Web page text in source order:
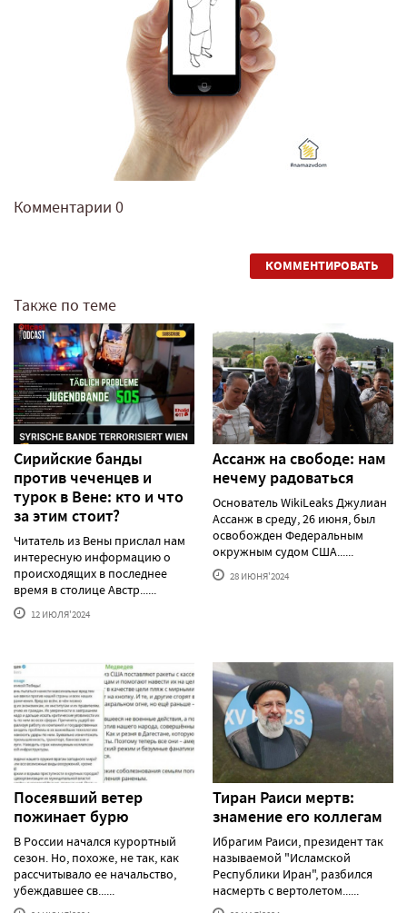
Комментарии 0
КОММЕНТИРОВАТЬ
Также по теме
Сирийские банды
против чеченцев и
турок в Вене: кто и что
за этим стоит?
Читатель из Вены прислал нам
интересную информацию о
происходящих в последнее
время в столице Австр......
12 ИЮЛЯ'2024
Ассанж на свободе: нам
нечему радоваться
Основатель WikiLeaks Джулиан
Ассанж в среду, 26 июня, был
освобожден Федеральным
окружным судом США......
28 ИЮНЯ'2024
Посеявший ветер
пожинает бурю
В России начался курортный
сезон. Но, похоже, не так, как
рассчитывало ее начальство,
убеждавшее св......
Тиран Раиси мертв:
знамение его коллегам
Ибрагим Раиси, президент так
называемой "Исламской
Республики Иран", разбился
насмерть с вертолетом......